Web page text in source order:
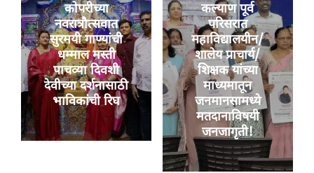
कोपरीच्या
नवरात्रौत्सवात
सुरमयी गाण्यांची
धम्माल मस्ती
पाचव्या दिवशी
देवीच्या दर्शनासाठी
भाविकांची रिघ
कल्याण पूर्व
परिसरात
महाविद्यालयीन/
शालेय प्राचार्य/
शिक्षक यांच्या
माध्यमातून
जनमानसामध्ये
मतदानाविषयी
जनजागृती!